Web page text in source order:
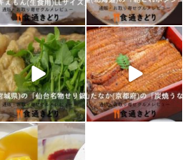
1月 9 1月 8
shokutuu_kidori
1月 5
shokutuu_kidori
12月 30
shokutuu_kidori